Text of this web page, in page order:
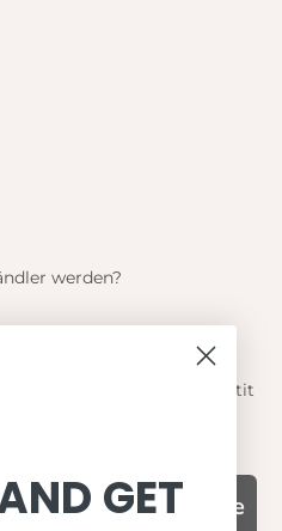
werden?
neuesten Angebote von Petit
Subscribe
GET